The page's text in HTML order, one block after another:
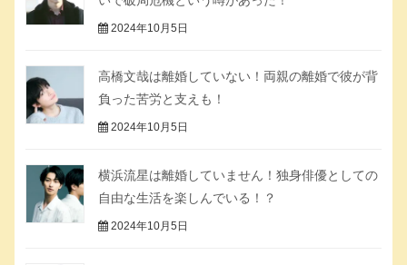
2024年10月5日
高橋文哉は離婚していない！両親の離婚で彼が背
負った苦労と支えも！
2024年10月5日
横浜流星は離婚していません！独身俳優としての
自由な生活を楽しんでいる！？
2024年10月5日